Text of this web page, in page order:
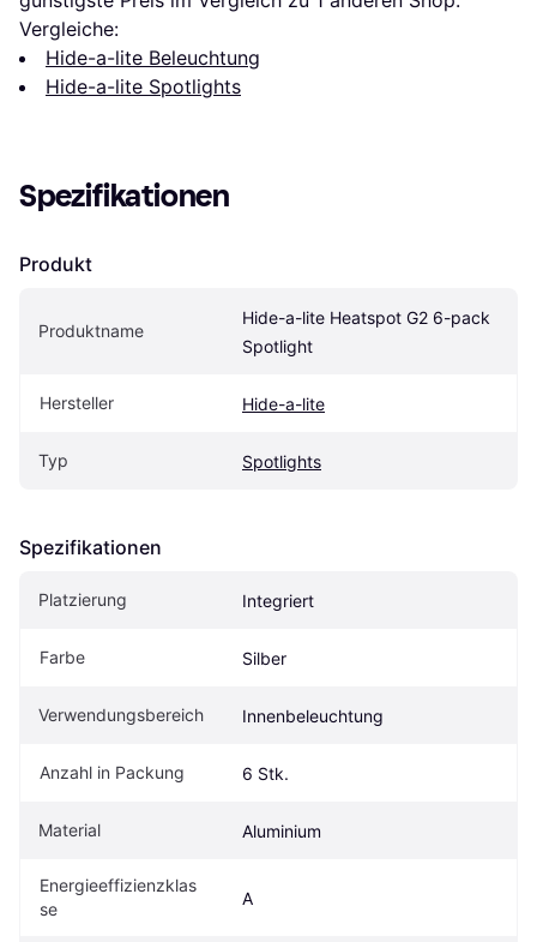
Vergleiche:
Hide-a-lite Beleuchtung
Hide-a-lite Spotlights
Spezifikationen
Produkt
Produktname
Hide-a-lite Heatspot G2 6-pack
Spotlight
Hersteller Hide-a-lite
Typ Spotlights
Spezifikationen
Platzierung Integriert
Farbe Silber
Verwendungsbereich Innenbeleuchtung
Anzahl in Packung 6 Stk.
Material Aluminium
Energieeffizienzklas
se
A